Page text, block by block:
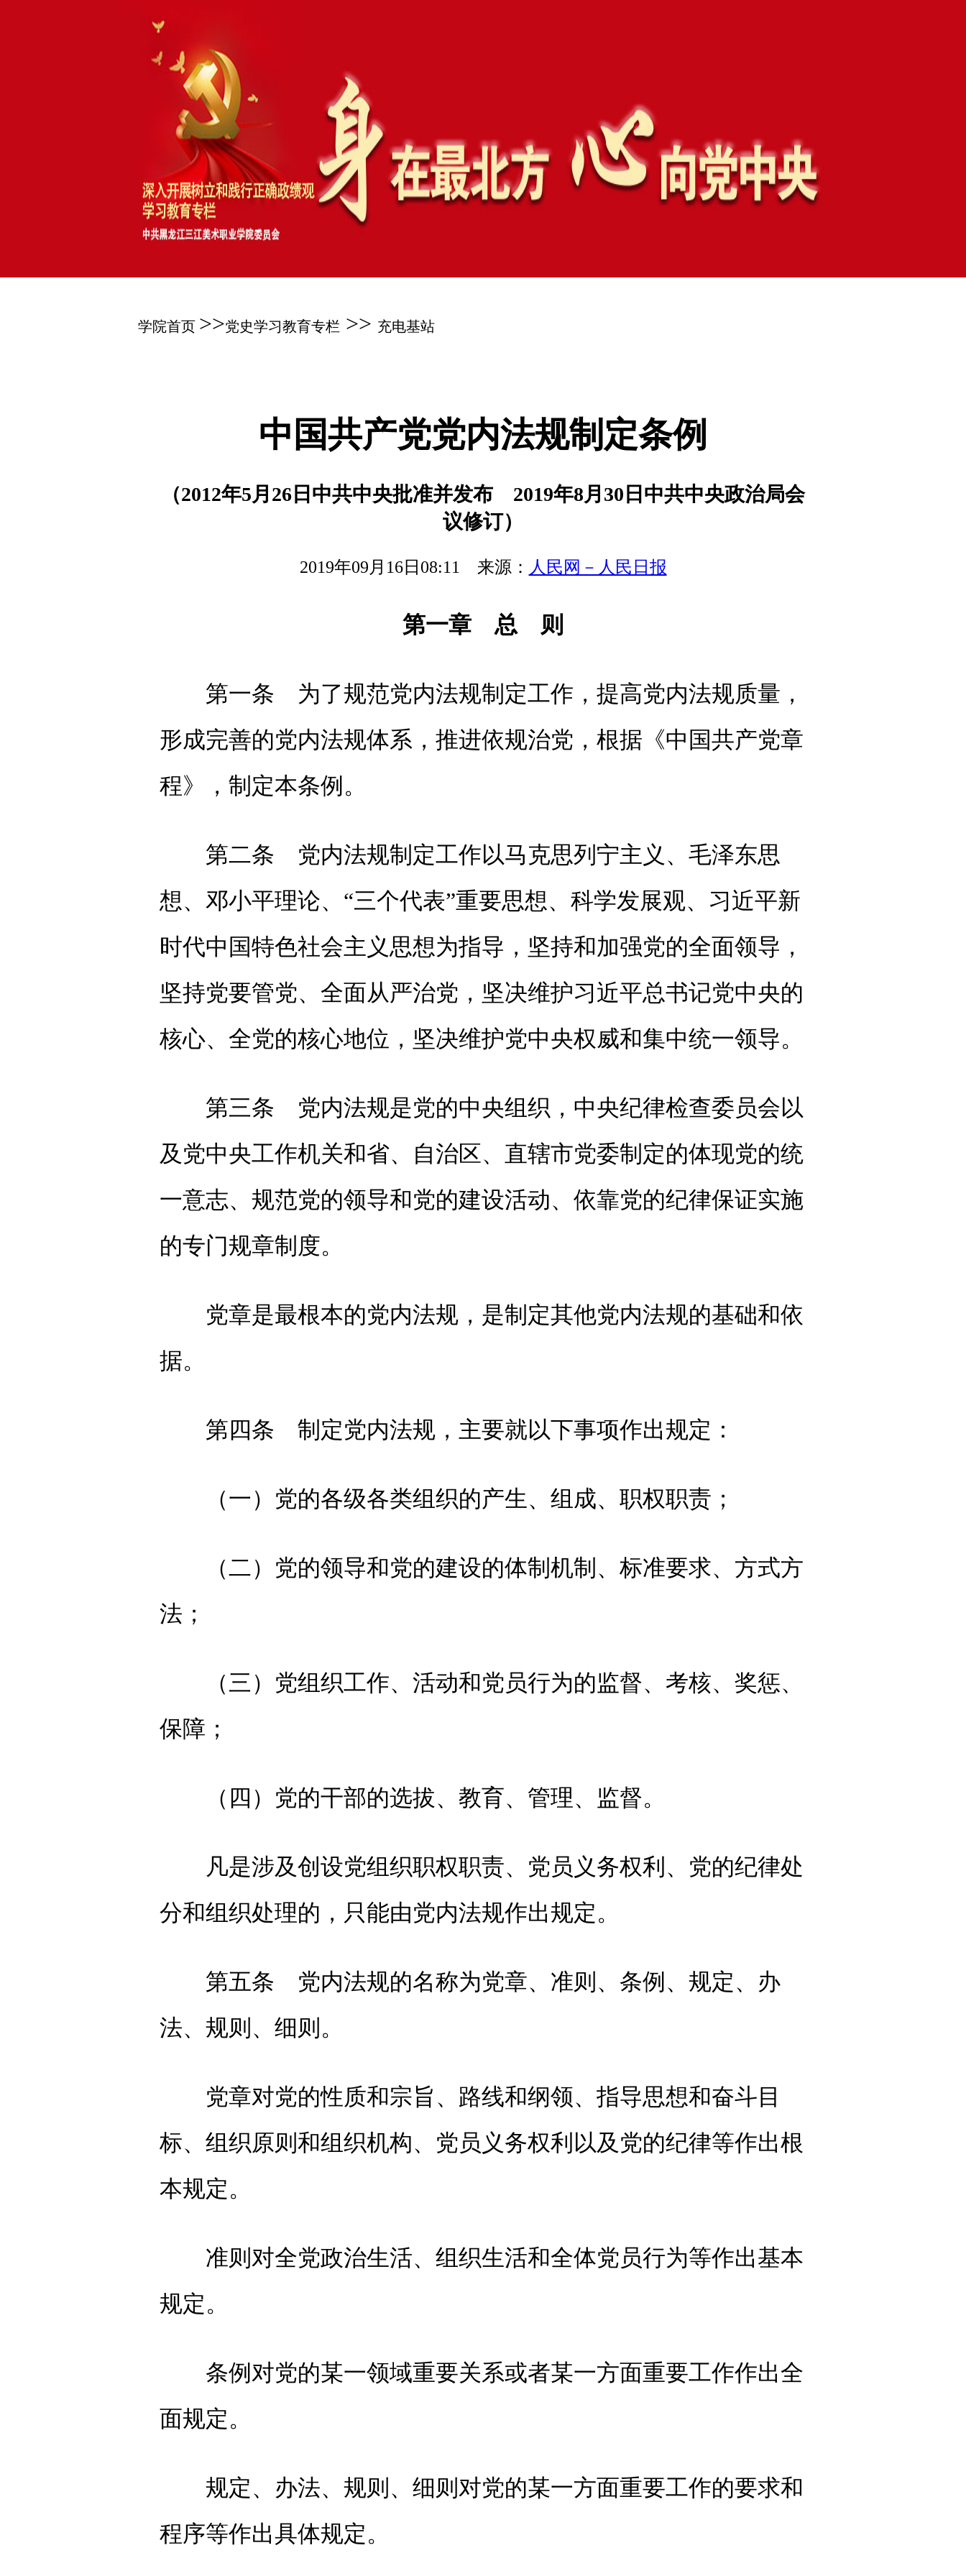
学院首页 >>党史学习教育专栏 >> 充电基站
中国共产党党内法规制定条例
（2012年5月26日中共中央批准并发布 2019年8月30日中共中央政治局会
议修订）
2019年09月16日08:11 来源： 人民网－人民日报
第一章 总 则
第一条 为了规范党内法规制定工作，提高党内法规质量，
形成完善的党内法规体系，推进依规治党，根据《中国共产党章
程》，制定本条例。
第二条 党内法规制定工作以马克思列宁主义、毛泽东思
想、邓小平理论、“三个代表”重要思想、科学发展观、习近平新
时代中国特色社会主义思想为指导，坚持和加强党的全面领导，
坚持党要管党、全面从严治党，坚决维护习近平总书记党中央的
核心、全党的核心地位，坚决维护党中央权威和集中统一领导。
第三条 党内法规是党的中央组织，中央纪律检查委员会以
及党中央工作机关和省、自治区、直辖市党委制定的体现党的统
一意志、规范党的领导和党的建设活动、依靠党的纪律保证实施
的专门规章制度。
党章是最根本的党内法规，是制定其他党内法规的基础和依
据。
第四条 制定党内法规，主要就以下事项作出规定：
（一）党的各级各类组织的产生、组成、职权职责；
（二）党的领导和党的建设的体制机制、标准要求、方式方
法；
（三）党组织工作、活动和党员行为的监督、考核、奖惩、
保障；
（四）党的干部的选拔、教育、管理、监督。
凡是涉及创设党组织职权职责、党员义务权利、党的纪律处
分和组织处理的，只能由党内法规作出规定。
第五条 党内法规的名称为党章、准则、条例、规定、办
法、规则、细则。
党章对党的性质和宗旨、路线和纲领、指导思想和奋斗目
标、组织原则和组织机构、党员义务权利以及党的纪律等作出根
本规定。
准则对全党政治生活、组织生活和全体党员行为等作出基本
规定。
条例对党的某一领域重要关系或者某一方面重要工作作出全
面规定。
规定、办法、规则、细则对党的某一方面重要工作的要求和
程序等作出具体规定。